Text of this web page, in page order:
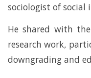
sociologist of
He shared with
research work,
downgrading and